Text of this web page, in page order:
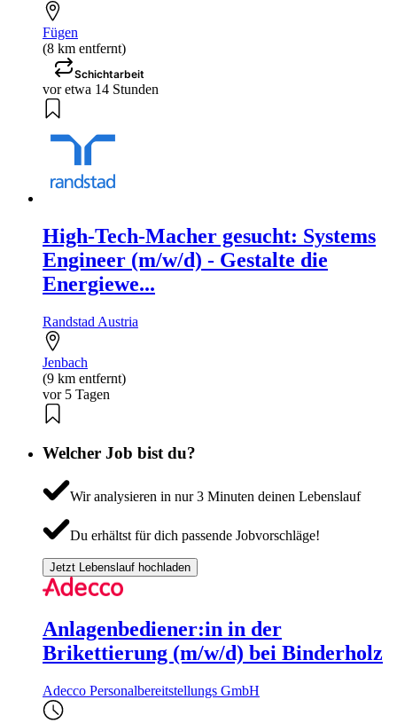
Fügen
(8 km entfernt)
Schichtarbeit
vor etwa 14 Stunden
High-Tech-Macher gesucht: Systems
Engineer (m/w/d) - Gestalte die
Energiewe...
Randstad Austria
Jenbach
(9 km entfernt)
vor 5 Tagen
Welcher Job bist du?
Wir analysieren in nur 3 Minuten deinen Lebenslauf
Du erhältst für dich passende Jobvorschläge!
Jetzt Lebenslauf hochladen
Anlagenbediener:in in der
Brikettierung (m/w/d) bei Binderholz
Adecco Personalbereitstellungs GmbH